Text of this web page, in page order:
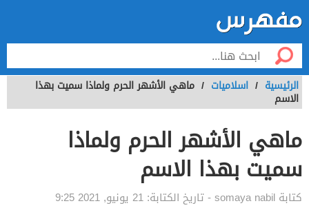
الرئيسية / اسلاميات / ماهي الأشهر الحرم ولماذا سميت بهذا
الاسم
ماهي الأشهر الحرم ولماذا
سميت بهذا الاسم
كتابة somaya nabil- تاريخ الكتابة: 21 يونيو, 2021 9:25